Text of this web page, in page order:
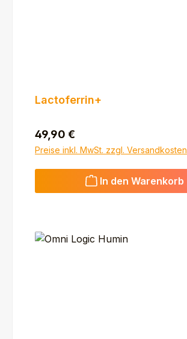
Lactoferrin+
Regulärer Preis:
49,90 €
Preise inkl. MwSt. zzgl. Versandkosten
In den Warenkorb